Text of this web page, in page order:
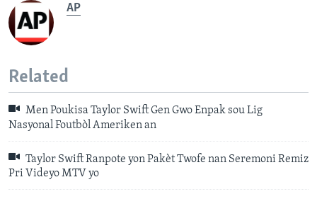
AP
Related
Men Poukisa Taylor Swift Gen Gwo Enpak sou Lig
Nasyonal Foutbòl Ameriken an
Taylor Swift Ranpote yon Pakèt Twofe nan Seremoni Remiz
Pri Videyo MTV yo